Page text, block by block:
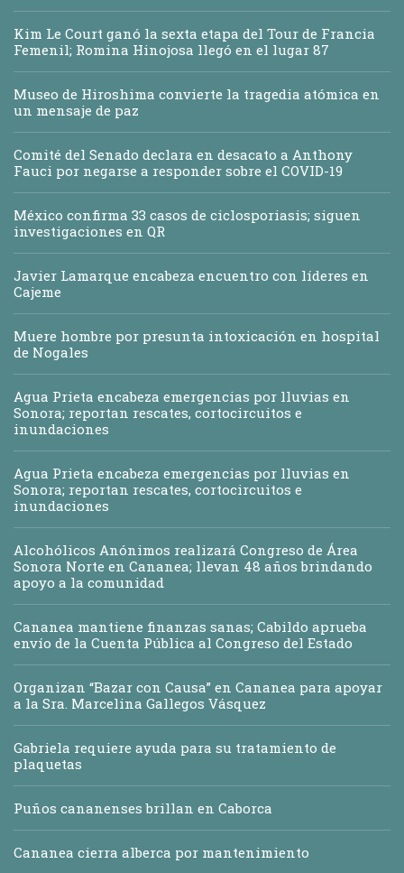
Kim Le Court ganó la sexta etapa del Tour de Francia
Femenil; Romina Hinojosa llegó en el lugar 87
Museo de Hiroshima convierte la tragedia atómica en
un mensaje de paz
Comité del Senado declara en desacato a Anthony
Fauci por negarse a responder sobre el COVID-19
México confirma 33 casos de ciclosporiasis; siguen
investigaciones en QR
Javier Lamarque encabeza encuentro con líderes en
Cajeme
Muere hombre por presunta intoxicación en hospital
de Nogales
Agua Prieta encabeza emergencias por lluvias en
Sonora; reportan rescates, cortocircuitos e
inundaciones
Agua Prieta encabeza emergencias por lluvias en
Sonora; reportan rescates, cortocircuitos e
inundaciones
Alcohólicos Anónimos realizará Congreso de Área
Sonora Norte en Cananea; llevan 48 años brindando
apoyo a la comunidad
Cananea mantiene finanzas sanas; Cabildo aprueba
envío de la Cuenta Pública al Congreso del Estado
Organizan “Bazar con Causa” en Cananea para apoyar
a la Sra. Marcelina Gallegos Vásquez
Gabriela requiere ayuda para su tratamiento de
plaquetas
Puños cananenses brillan en Caborca
Cananea cierra alberca por mantenimiento